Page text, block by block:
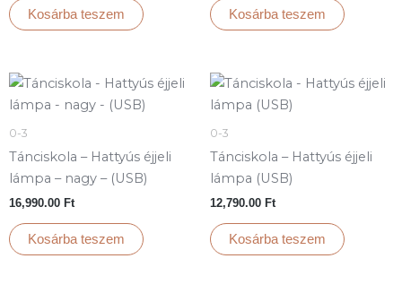
Kosárba teszem Kosárba teszem
0-3
Tánciskola – Hattyús éjjeli
lámpa – nagy – (USB)
16,990.00 Ft
Kosárba teszem
0-3
Tánciskola – Hattyús éjjeli
lámpa (USB)
12,790.00 Ft
Kosárba teszem